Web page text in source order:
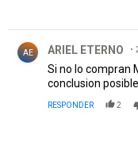
AE ARIEL ETERNO
Si no lo compran
conclusion posible.
RESPONDER 2